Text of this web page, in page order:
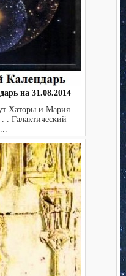
на 31.08.2014
Хаторы и Мария
. Галактический